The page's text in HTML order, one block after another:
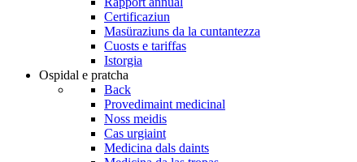
Certificaziun
Masüraziuns da la cuntantezza
Cuosts e tariffas
Istorgia
Ospidal e pratcha
Back
Provedimaint medicinal
Noss meidis
Cas urgiaint
Medicina dals daints